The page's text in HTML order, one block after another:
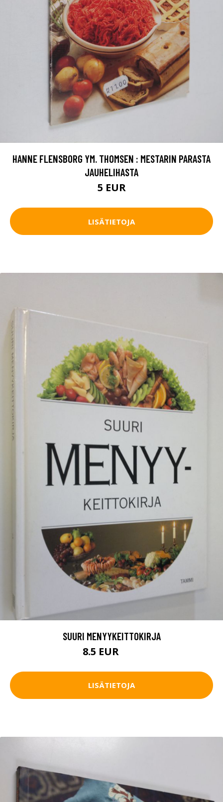
HANNE FLENSBORG YM. THOMSEN : MESTARIN PARASTA
JAUHELIHASTA
5 EUR
LISÄTIETOJA
SUURI MENYYKEITTOKIRJA
8.5 EUR
LISÄTIETOJA